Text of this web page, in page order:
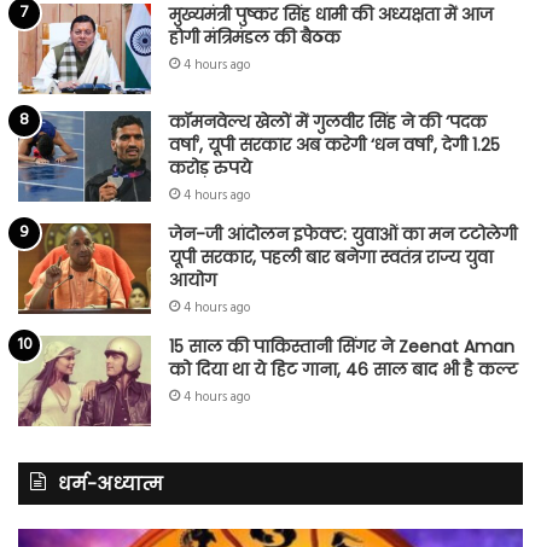
मुख्यमंत्री पुष्कर सिंह धामी की अध्यक्षता में आज
होगी मंत्रिमंडल की बैठक
4 hours ago
कॉमनवेल्थ खेलों में गुलवीर सिंह ने की ‘पदक
वर्षा’, यूपी सरकार अब करेगी ‘धन वर्षा’, देगी 1.25
करोड़ रुपये
4 hours ago
जेन-जी आंदोलन इफेक्ट: युवाओं का मन टटोलेगी
यूपी सरकार, पहली बार बनेगा स्वतंत्र राज्य युवा
आयोग
4 hours ago
15 साल की पाकिस्तानी सिंगर ने Zeenat Aman
को दिया था ये हिट गाना, 46 साल बाद भी है कल्ट
4 hours ago
धर्म-अध्यात्म